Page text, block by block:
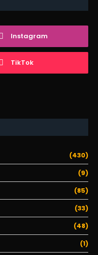
Instagram
TikTok
(430)
(9)
(85)
(33)
(48)
(1)